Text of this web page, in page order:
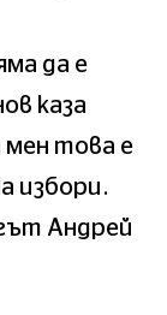
да е
каза
това е
избори.
Андрей